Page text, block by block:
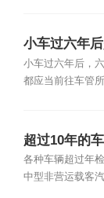
小车过六年
小车过六年后，
都应当前往车管
超过10年的
各种车辆超过年
中型非营运载客